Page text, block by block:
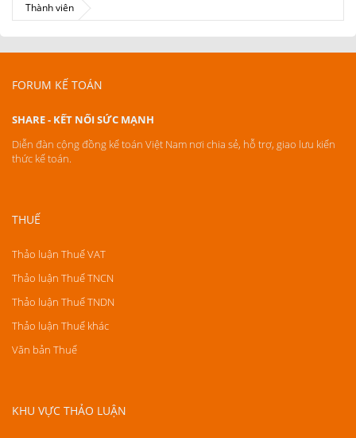
Thành viên
FORUM KẾ TOÁN
SHARE - KẾT NỐI SỨC MẠNH
Diễn đàn cộng đồng kế toán Việt Nam nơi chia sẻ, hỗ trợ, giao lưu kiến
thức kế toán.
THUẾ
Thảo luận Thuế VAT
Thảo luận Thuế TNCN
Thảo luận Thuế TNDN
Thảo luận Thuế khác
Văn bản Thuế
KHU VỰC THẢO LUẬN